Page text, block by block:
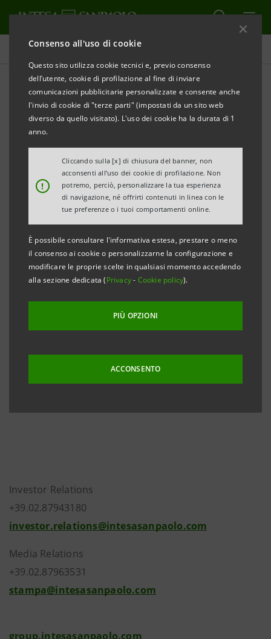
Consenso all'uso di cookie
Questo sito utilizza cookie tecnici e, previo consenso
dell’utente, cookie di profilazione al fine di inviare
comunicazioni pubblicitarie personalizzate e consente anche
l'invio di cookie di "terze parti" (impostati da un sito web
diverso da quello visitato). L'uso dei cookie ha la durata di 1
anno.
!
Cliccando sulla [x] di chiusura del banner, non
acconsenti all’uso dei cookie di profilazione. Non
potremo, perciò, personalizzare la tua esperienza
di navigazione, né offrirti contenuti in linea con le
tue preferenze o i tuoi comportamenti online.
È possibile consultare l'informativa estesa, prestare o meno
il consenso ai cookie o personalizzarne la configurazione e
modificare le proprie scelte in qualsiasi momento accedendo
alla sezione dedicata (Privacy- Cookie policy).
PIÙ OPZIONI
ACCONSENTO
Comunicati stampa
STAMPA AGGIORNA
INTESA SANPAOLO: IL CONSIGLIO DI
SORVEGLIANZA APPROVA IL BILANCIO 2011
Torino, Milano, 26 aprile 2012– Il Consiglio di
Sorveglianza di Intesa Sanpaolo ha approvato il
bilancio d’esercizio e il bilancio consolidato al 31
dicembre 2011, che hanno registrato un risultato
netto negativo rispettivamente per 7.679 milioni di
euro (positivo per 2.327 milioni nel 2010) e per 8.190
milioni di euro (positivo per 2.705 milioni nel 2010).
il verbale di approvazione da parte del Consiglio di
Sorveglianza verranno messi a disposizione del
pubblico, nei termini previsti, presso la Sede sociale,
la Borsa Italiana S.p.A. e sul sito internet
group.intesasanpaolo.com.
Investor Relations
+39.02.87943180
investor.relations@intesasanpaolo.com
Media Relations
+39.02.87963531
stampa@intesasanpaolo.com
group.intesasanpaolo.com